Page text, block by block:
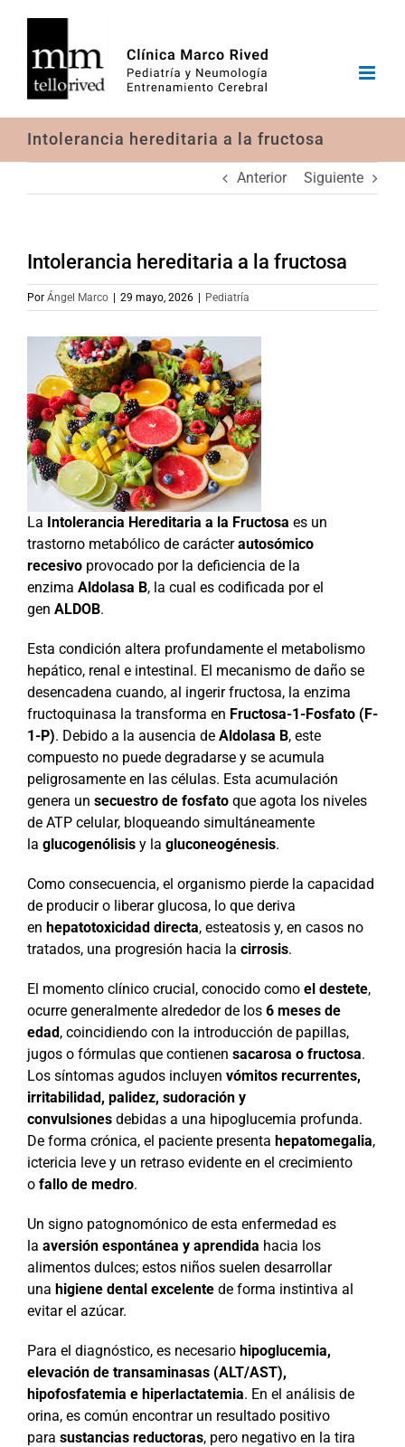
contenido
Intolerancia hereditaria a la fructosa
Anterior Siguiente
Intolerancia hereditaria a la fructosa
Por Ángel Marco 29 mayo, 2026 Pediatría
La Intolerancia Hereditaria a la Fructosa es un
trastorno metabólico de carácterautosómico
recesivoprovocado por la deficiencia de la
enzima Aldolasa B, la cual es codificada por el
gen ALDOB.
Esta condición altera profundamente el metabolismo
hepático, renal e intestinal. El mecanismo de daño se
desencadena cuando, al ingerir fructosa, la enzima
fructoquinasa la transforma en Fructosa-1-Fosfato (F-
1-P). Debido a la ausencia de Aldolasa B, este
compuesto no puede degradarse y se acumula
peligrosamente en las células. Esta acumulación
genera un secuestro de fosfatoque agota los niveles
de ATP celular, bloqueando simultáneamente
la glucogenólisisy la gluconeogénesis.
Como consecuencia, el organismo pierde la capacidad
de producir o liberar glucosa, lo que deriva
en hepatotoxicidad directa, esteatosis y, en casos no
tratados, una progresión hacia la cirrosis.
El momento clínico crucial, conocido como el destete,
ocurre generalmente alrededor de los 6 meses de
edad, coincidiendo con la introducción de papillas,
jugos o fórmulas que contienen sacarosa o fructosa.
Los síntomas agudos incluyen vómitos recurrentes,
irritabilidad, palidez, sudoración y
convulsionesdebidas a una hipoglucemia profunda.
De forma crónica, el paciente presenta hepatomegalia,
ictericia leve y un retraso evidente en el crecimiento
o fallo de medro.
Un signo patognomónico de esta enfermedad es
la aversión espontánea y aprendida hacia los
alimentos dulces; estos niños suelen desarrollar
una higiene dental excelentede forma instintiva al
evitar el azúcar.
Para el diagnóstico, es necesario hipoglucemia,
elevación de transaminasas (ALT/AST),
hipofosfatemia e hiperlactatemia. En el análisis de
orina, es común encontrar un resultado positivo
para sustancias reductoras, pero negativo en la tira